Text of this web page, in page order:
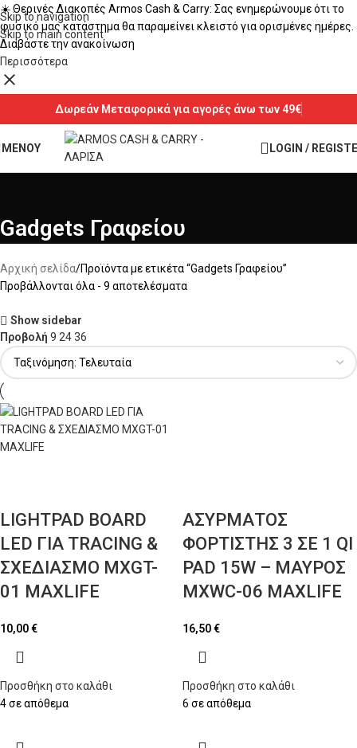
Skip to navigation
Skip to main content
☀️ Θερινές Διακοπές Armos Cash & Carry: Σας ενημερώνουμε ότι το
φυσικό μας κατάστημα θα παραμείνει κλειστό για ορισμένες ημέρες.
Διαβάστε την ανακοίνωση
Περισσότερα
Δωρεάν Μεταφορικά για αγορές άνω των 49€
ΜΕΝΟΥ LOGIN /
Gadgets Γραφείου
Αρχική σελίδα Προϊόντα με ετικέτα “Gadgets Γραφείου”
Προβάλλονται όλα - 9 αποτελέσματα
Show sidebar
Προβολή 9 2436
LIGHTPAD BOARD
LED ΓΙΑ TRACING &
ΣΧΕΔΙΑΣΜΟ MXGT-
01 MAXLIFE
10,00€
Προσθήκη στο καλάθι
4 σε απόθεμα
ΑΣΥΡΜΑΤΟΣ
ΦΟΡΤΙΣΤΗΣ 3 ΣΕ 1 QI
PAD 15W – ΜΑΥΡΟΣ
MXWC-06 MAXLIFE
16,50€
Προσθήκη στο καλάθι
6 σε απόθεμα